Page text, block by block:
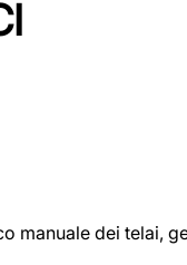
manuale dei telai,